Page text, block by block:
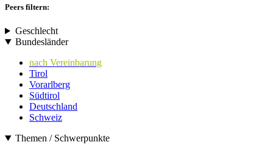
Peers filtern:
Geschlecht
Bundesländer
nach Vereinbarung
Tirol
Vorarlberg
Südtirol
Deutschland
Schweiz
Themen / Schwerpunkte